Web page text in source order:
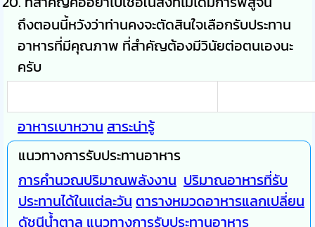
ถึงตอนนี้หวังว่าท่านคงจะตัดสินใจเลือกรับประทาน
อาหารที่มีคุณภาพ ที่สำคัญต้องมีวินัยต่อตนเองนะ
ครับ
อาหารเบาหวาน สาระน่ารู้
แนวทางการรับประทานอาหาร
การคำนวณปริมาณพลังงาน ปริมาณอาหารที่รับ
ประทานได้ในแต่ละวัน ตารางหมวดอาหารแลกเปลี่ยน
ดัชนีน้ำตาล แนวทางการรับประทานอาหาร